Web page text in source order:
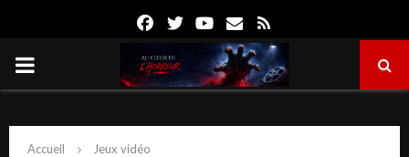
FacebookTwitterYoutube
Email
PRIMARY
Accueil
Jeux vidéo